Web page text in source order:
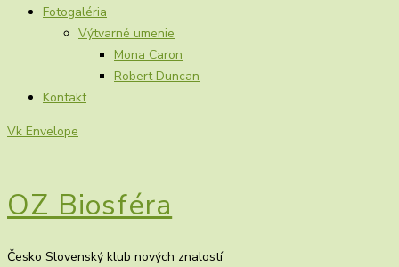
Fotogaléria
Výtvarné umenie
Mona Caron
Robert Duncan
Kontakt
Vk Envelope
OZ Biosféra
Česko Slovenský klub nových znalostí